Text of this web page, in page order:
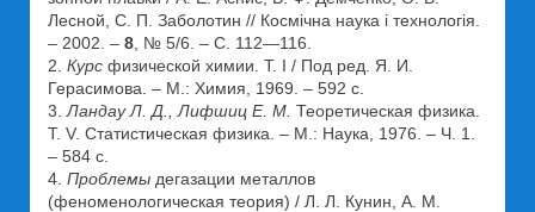
Лесной, С. П. Заболотин // Космічна наука і технологія.
– 2002. – 8 , № 5/6. – С. 112—116.
2. Курс физической химии. Т. I / Под ред. Я. И.
Герасимова. – М.: Химия, 1969. – 592 с.
3. Ландау Л. Д., Лифшиц Е. М. Теоретическая физика.
Т. V. Статистическая физика. – М.: Наука, 1976. – Ч. 1.
– 584 с.
4. Проблемы дегазации металлов
(феноменологическая теория) / Л. Л. Кунин, А. М.